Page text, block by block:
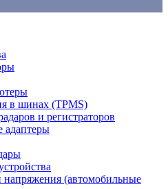
в шинах (TPMS)
и регистраторов
адаптеры
напряжения (автомобильные